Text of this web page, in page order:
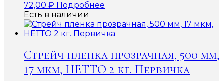
72,00 ₽ Подробнее
Есть в наличии
Стрейч пленка прозрачная, 500 мм,
17 мкм, НЕТТО 2 кг. Первичка